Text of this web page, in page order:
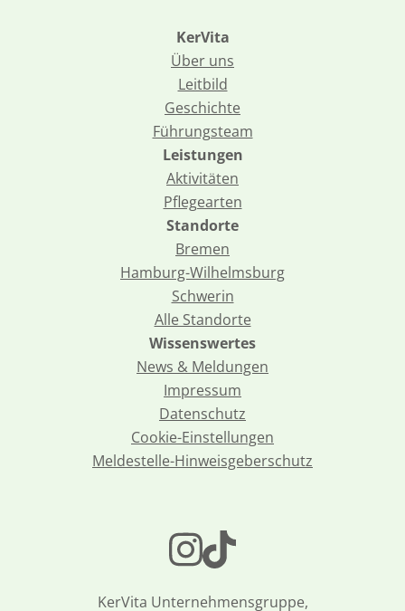
KerVita
Über uns
Leitbild
Geschichte
Führungsteam
Leistungen
Aktivitäten
Pflegearten
Standorte
Bremen
Hamburg-Wilhelmsburg
Schwerin
Alle Standorte
Wissenswertes
News & Meldungen
Impressum
Datenschutz
Cookie-Einstellungen
Meldestelle-Hinweisgeberschutz
KerVita Unternehmensgruppe,